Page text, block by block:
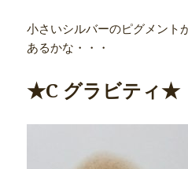
小さいシルバーのピグメント
あるかな・・・
★C グラビティ★